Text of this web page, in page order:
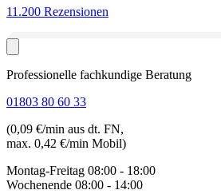
11.200 Rezensionen
Professionelle fachkundige Beratung
01803 80 60 33
(0,09 €/min aus dt. FN,
max. 0,42 €/min Mobil)
Montag-Freitag 08:00 - 18:00
Wochenende 08:00 - 14:00